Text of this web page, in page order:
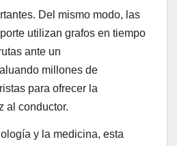
Del mismo modo, las
utilizan grafos en tiempo
ante un
millones de
para ofrecer la
al conductor.
y la medicina, esta